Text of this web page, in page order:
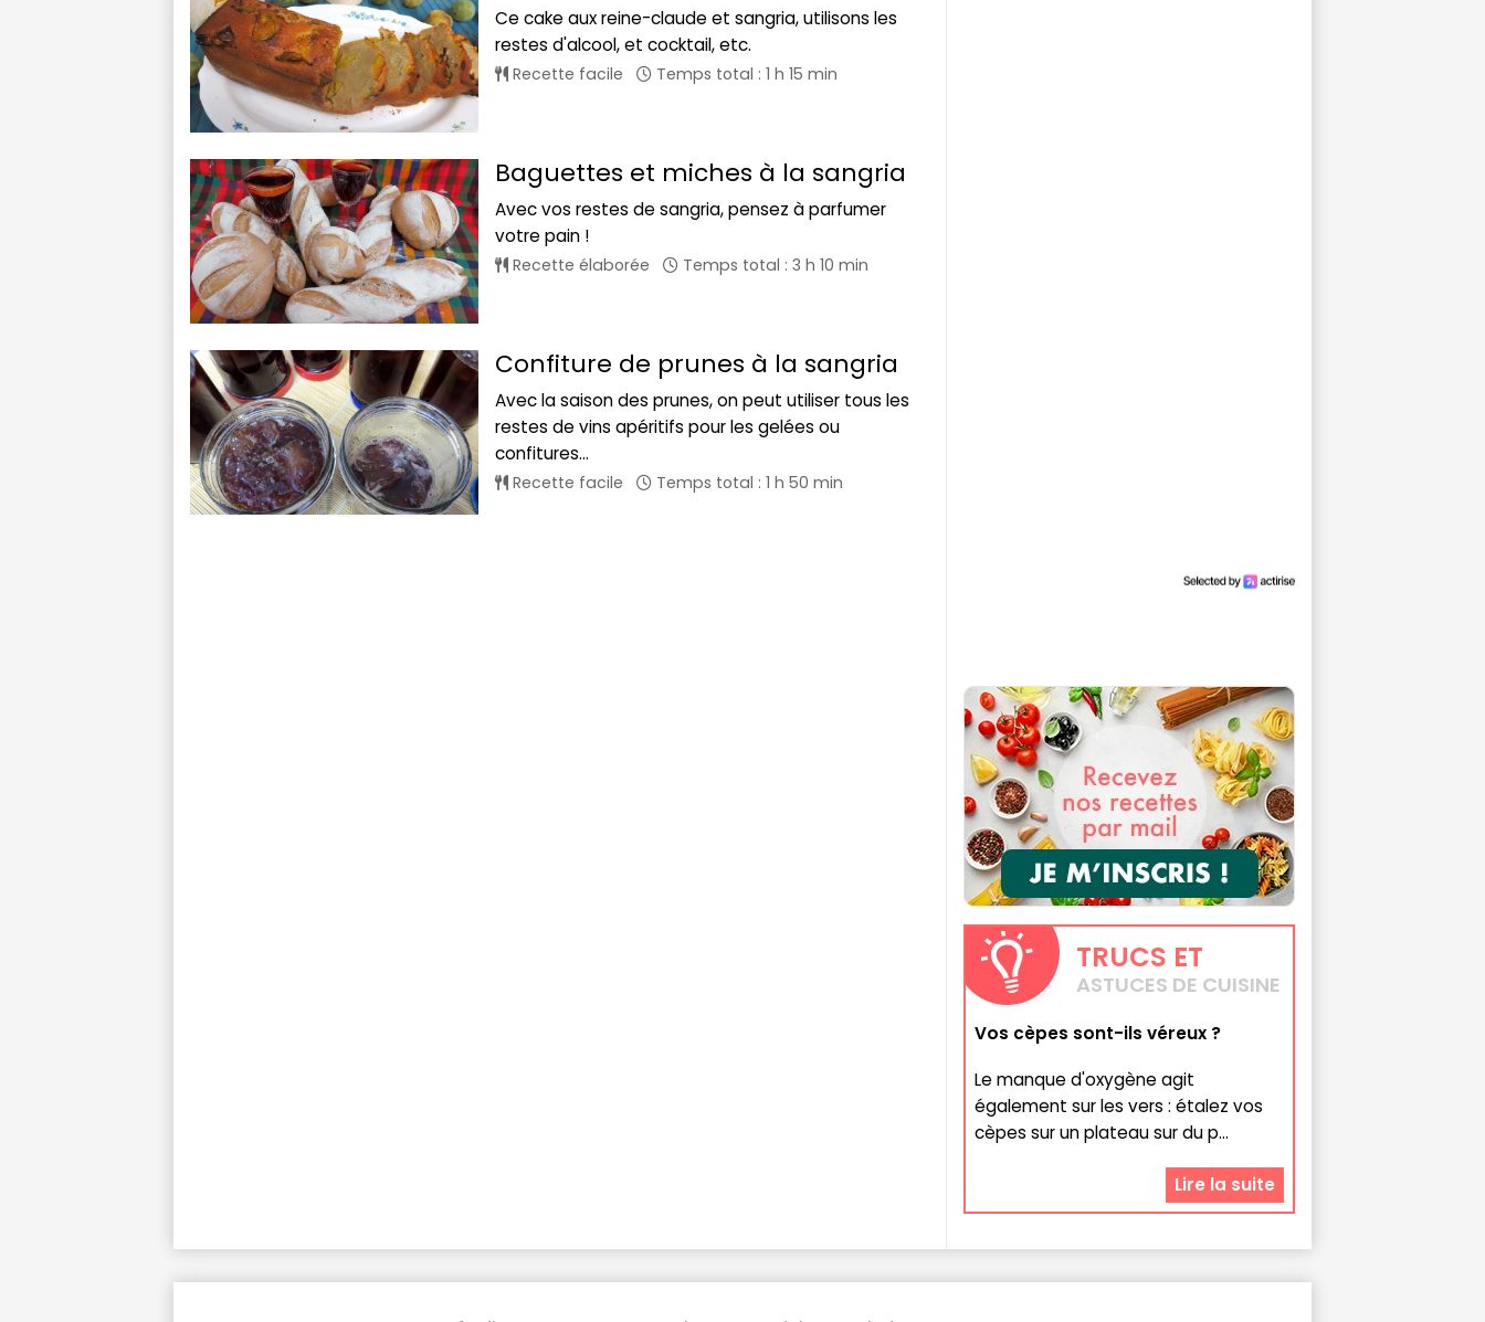
Ce cake aux reine-claude et sangria, utilisons les
restes d'alcool, et cocktail, etc.
Recette facile Temps total : 1 h 15 min
Baguettes et miches à la sangria
Avec vos restes de sangria, pensez à parfumer
votre pain !
Recette élaborée Temps total : 3 h 10 min
Confiture de prunes à la sangria
Avec la saison des prunes, on peut utiliser tous les
restes de vins apéritifs pour les gelées ou
confitures...
Recette facile Temps total : 1 h 50 min
TRUCS ET
ASTUCES DE CUISINE
Vos cèpes sont-ils véreux ?
Le manque d'oxygène agit
également sur les vers : étalez vos
cèpes sur un plateau sur du p...
Lire la suite